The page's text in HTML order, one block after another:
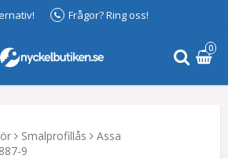
Frågor? Ring oss!
0
Smalprofillås
Assa
9